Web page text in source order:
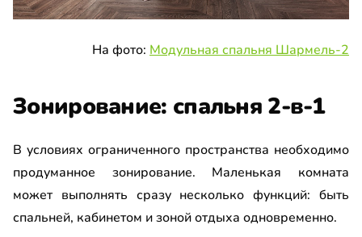
На фото: Модульная спальня Шармель-2
Зонирование: спальня 2-в-1
В условиях ограниченного пространства необходимо
продуманное зонирование. Маленькая комната
может выполнять сразу несколько функций: быть
спальней, кабинетом и зоной отдыха одновременно.